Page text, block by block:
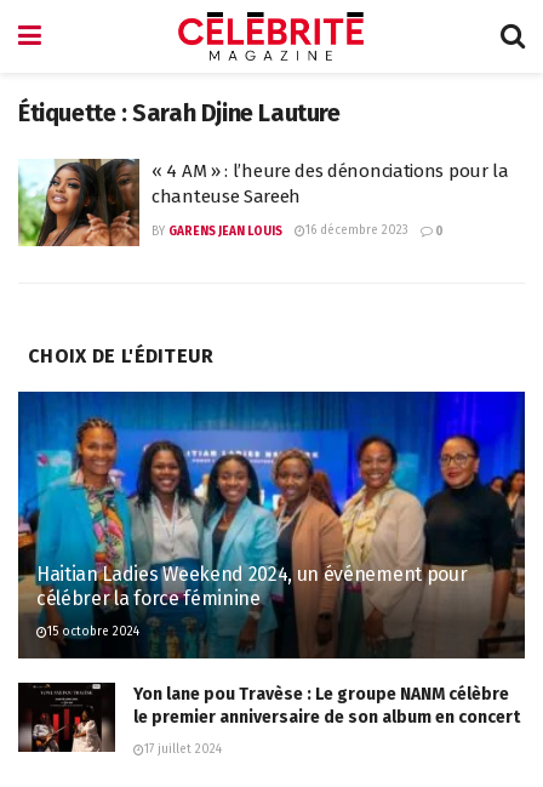
Étiquette :Sarah Djine Lauture
« 4 AM » : l’heure des dénonciations pour la
chanteuse Sareeh
BY GARENS JEAN LOUIS 16 décembre 2023 0
CHOIX DE L'ÉDITEUR
Haitian Ladies Weekend 2024, un événement pour
célébrer la force féminine
15 octobre 2024
Yon lane pou Travèse : Le groupe NANM célèbre
le premier anniversaire de son album en concert
17 juillet 2024